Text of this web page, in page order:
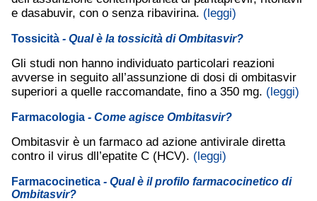
e dasabuvir, con o senza ribavirina. (leggi)
Tossicità - Qual è la tossicità di Ombitasvir?
Gli studi non hanno individuato particolari reazioni
avverse in seguito all’assunzione di dosi di ombitasvir
superiori a quelle raccomandate, fino a 350 mg. (leggi)
Farmacologia - Come agisce Ombitasvir?
Ombitasvir è un farmaco ad azione antivirale diretta
contro il virus dll’epatite C (HCV). (leggi)
Farmacocinetica - Qual è il profilo farmacocinetico di
Ombitasvir?